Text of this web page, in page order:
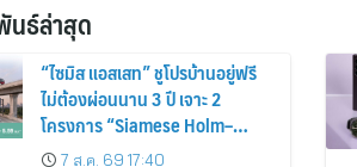
นธ์ล่าสุด
“ไซมิส แอสเสท” ชูโปรบ้านอยู่ฟรี
ไม่ต้องผ่อนนาน 3 ปี เจาะ 2
โครงการ “Siamese Holm–
Siamese Blossom” พร้อม
7 ส.ค. 69 17:40